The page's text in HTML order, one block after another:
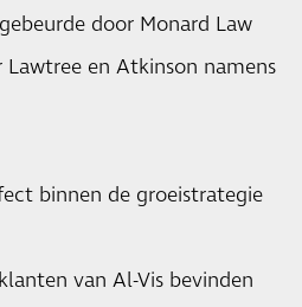
door Monard Law
en Atkinson namens
binnen de groeistrategie
van Al-Vis bevinden